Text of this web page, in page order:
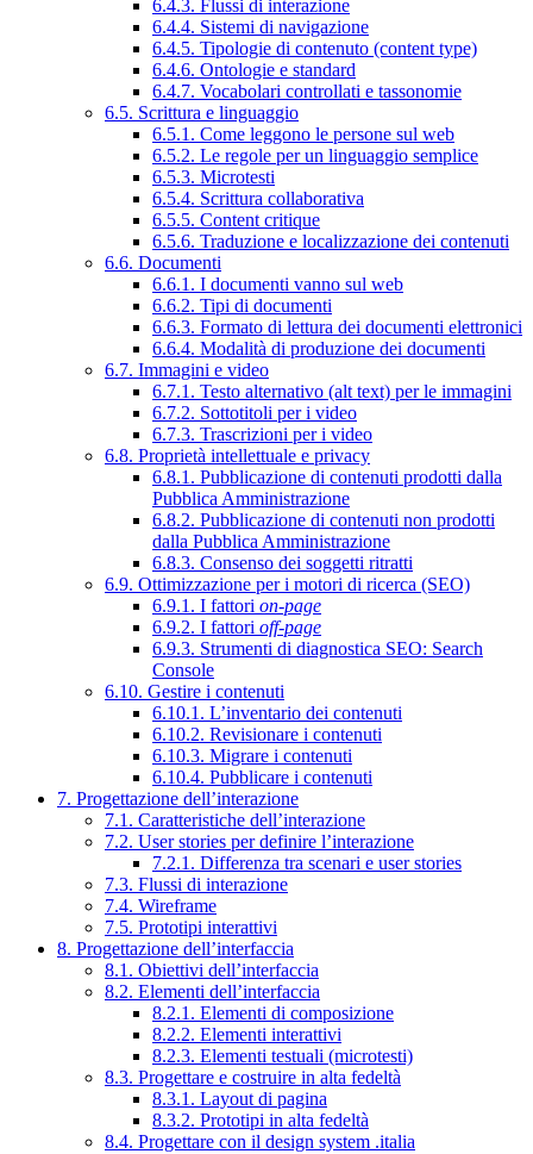
6.4.3. Flussi di interazione
6.4.4. Sistemi di navigazione
6.4.5. Tipologie di contenuto (content type)
6.4.6. Ontologie e standard
6.4.7. Vocabolari controllati e tassonomie
6.5. Scrittura e linguaggio
6.5.1. Come leggono le persone sul web
6.5.2. Le regole per un linguaggio semplice
6.5.3. Microtesti
6.5.4. Scrittura collaborativa
6.5.5. Content critique
6.5.6. Traduzione e localizzazione dei contenuti
6.6. Documenti
6.6.1. I documenti vanno sul web
6.6.2. Tipi di documenti
6.6.3. Formato di lettura dei documenti elettronici
6.6.4. Modalità di produzione dei documenti
6.7. Immagini e video
6.7.1. Testo alternativo (alt text) per le immagini
6.7.2. Sottotitoli per i video
6.7.3. Trascrizioni per i video
6.8. Proprietà intellettuale e privacy
6.8.1. Pubblicazione di contenuti prodotti dalla
Pubblica Amministrazione
6.8.2. Pubblicazione di contenuti non prodotti
dalla Pubblica Amministrazione
6.8.3. Consenso dei soggetti ritratti
6.9. Ottimizzazione per i motori di ricerca (SEO)
6.9.1. I fattori on-page
6.9.2. I fattori off-page
6.9.3. Strumenti di diagnostica SEO: Search
Console
6.10. Gestire i contenuti
6.10.1. L’inventario dei contenuti
6.10.2. Revisionare i contenuti
6.10.3. Migrare i contenuti
6.10.4. Pubblicare i contenuti
7. Progettazione dell’interazione
7.1. Caratteristiche dell’interazione
7.2. User stories per definire l’interazione
7.2.1. Differenza tra scenari e user stories
7.3. Flussi di interazione
7.4. Wireframe
7.5. Prototipi interattivi
8. Progettazione dell’interfaccia
8.1. Obiettivi dell’interfaccia
8.2. Elementi dell’interfaccia
8.2.1. Elementi di composizione
8.2.2. Elementi interattivi
8.2.3. Elementi testuali (microtesti)
8.3. Progettare e costruire in alta fedeltà
8.3.1. Layout di pagina
8.3.2. Prototipi in alta fedeltà
8.4. Progettare con il design system .italia